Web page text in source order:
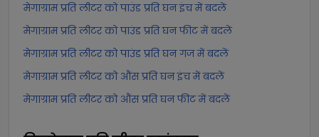
मेगाग्राम प्रति लीटर को पाउंड प्रति घन इंच में बदलें
मेगाग्राम प्रति लीटर को पाउंड प्रति घन फीट में बदलें
मेगाग्राम प्रति लीटर को पाउंड प्रति घन गज में बदलें
मेगाग्राम प्रति लीटर को औंस प्रति घन इंच में बदलें
मेगाग्राम प्रति लीटर को औंस प्रति घन फीट में बदलें